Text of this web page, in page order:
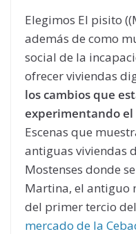
Elegimos El pisito
además de como
social de la
ofrecer viviendas
los cambios que
experimentando el
Escenas que
antiguas viviendas
Mostenses donde
Martina, el antiguo
del primer tercio
mercado de la